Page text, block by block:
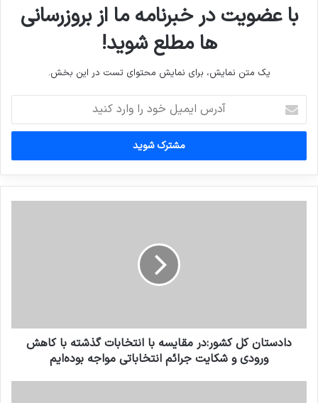
با عضویت در خبرنامه ما از بروزرسانی
ها مطلع شوید!
یک متن نمایش، برای نمایش محتوای تست در این بخش.
ایمیل
خود
وارد
کنید
دادستان کل کشور:در مقایسه با انتخابات گذشته با کاهش
ورودی و شکایت جرائم انتخاباتی مواجه بوده‌ایم